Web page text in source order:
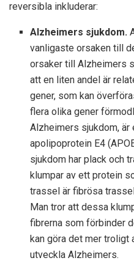
reversibla inkluderar:
Alzheimers sjukdom.
vanligaste orsaken till
orsaker till Alzheimers
att en liten andel är
gener, som kan
flera olika gener
Alzheimers sjukdom,
apolipoprotein E4
sjukdom har plack och
klumpar av ett protein
trassel är fibrösa
Man tror att dessa
fibrerna som förbinder
kan göra det mer troligt
utveckla Alzheimers.